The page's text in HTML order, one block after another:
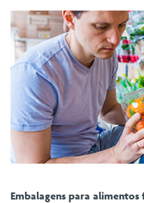
Embalagens para alimentos